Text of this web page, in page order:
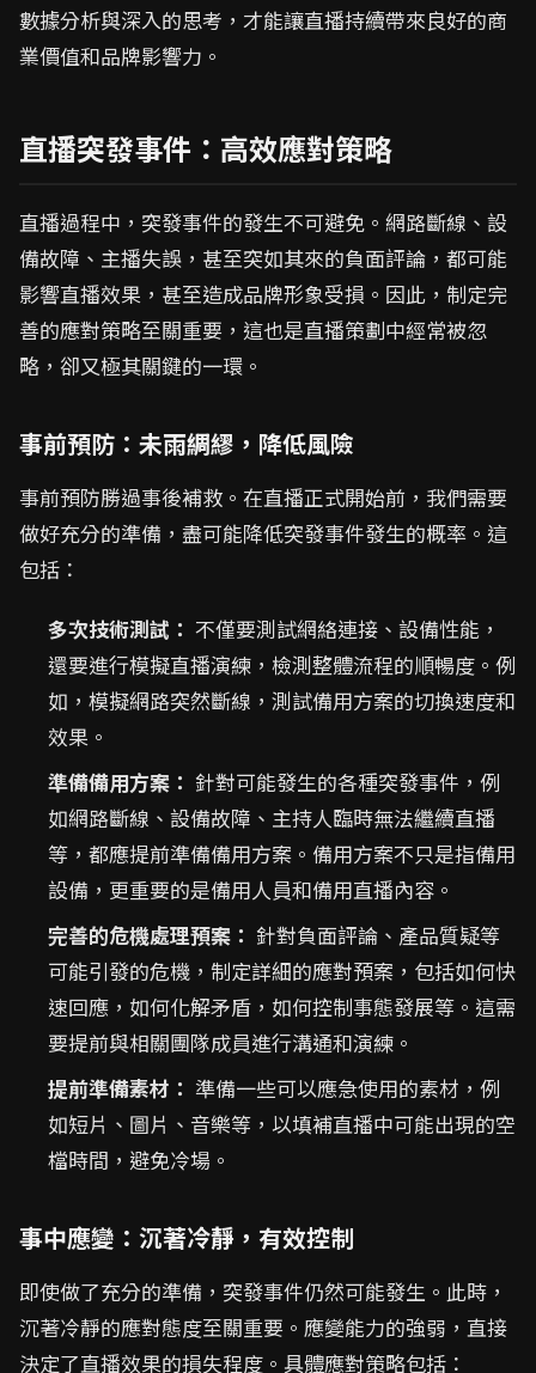
數據分析與深入的思考，才能讓直播持續帶來良好的商
業價值和品牌影響力。
直播突發事件：高效應對策略
直播過程中，突發事件的發生不可避免。網路斷線、設
備故障、主播失誤，甚至突如其來的負面評論，都可能
影響直播效果，甚至造成品牌形象受損。因此，制定完
善的應對策略至關重要，這也是直播策劃中經常被忽
略，卻又極其關鍵的一環。
事前預防：未雨綢繆，降低風險
事前預防勝過事後補救。在直播正式開始前，我們需要
做好充分的準備，盡可能降低突發事件發生的概率。這
包括：
多次技術測試： 不僅要測試網絡連接、設備性能，
還要進行模擬直播演練，檢測整體流程的順暢度。例
如，模擬網路突然斷線，測試備用方案的切換速度和
效果。
準備備用方案： 針對可能發生的各種突發事件，例
如網路斷線、設備故障、主持人臨時無法繼續直播
等，都應提前準備備用方案。備用方案不只是指備用
設備，更重要的是備用人員和備用直播內容。
完善的危機處理預案： 針對負面評論、產品質疑等
可能引發的危機，制定詳細的應對預案，包括如何快
速回應，如何化解矛盾，如何控制事態發展等。這需
要提前與相關團隊成員進行溝通和演練。
提前準備素材： 準備一些可以應急使用的素材，例
如短片、圖片、音樂等，以填補直播中可能出現的空
檔時間，避免冷場。
事中應變：沉著冷靜，有效控制
即使做了充分的準備，突發事件仍然可能發生。此時，
沉著冷靜的應對態度至關重要。應變能力的強弱，直接
決定了直播效果的損失程度。具體應對策略包括：